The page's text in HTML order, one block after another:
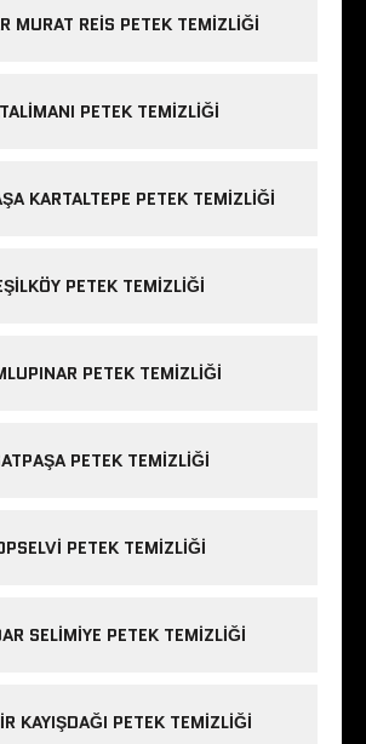
MURAT REIS PETEK TEMIZLIĞI
PETEK TEMIZLIĞI
KARTALTEPE PETEK TEMIZLIĞI
PETEK TEMIZLIĞI
PETEK TEMIZLIĞI
PETEK TEMIZLIĞI
PETEK TEMIZLIĞI
SELIMIYE PETEK TEMIZLIĞI
KAYIŞDAĞI PETEK TEMIZLIĞI